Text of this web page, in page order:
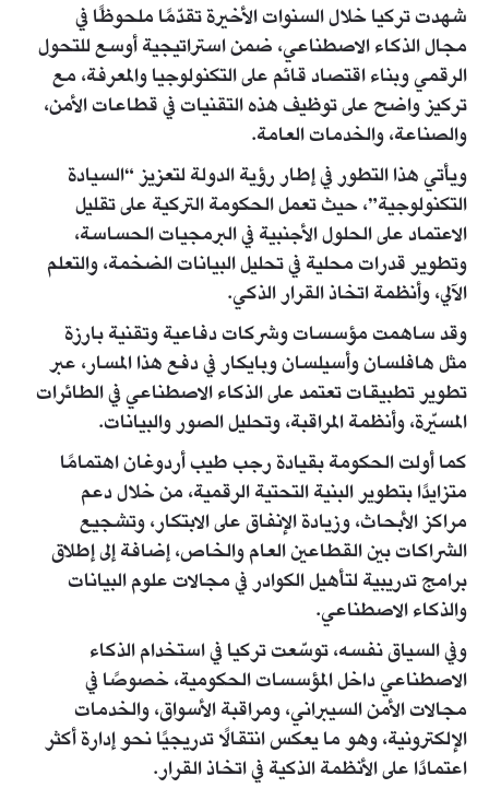
شهدت تركيا خلال السنوات الأخيرة تقدّمًا ملحوظًا في
مجال الذكاء الاصطناعي، ضمن استراتيجية أوسع للتحول
الرقمي وبناء اقتصاد قائم على التكنولوجيا والمعرفة، مع
تركيز واضح على توظيف هذه التقنيات في قطاعات الأمن،
والصناعة، والخدمات العامة.
ويأتي هذا التطور في إطار رؤية الدولة لتعزيز “السيادة
التكنولوجية”، حيث تعمل الحكومة التركية على تقليل
الاعتماد على الحلول الأجنبية في البرمجيات الحساسة،
وتطوير قدرات محلية في تحليل البيانات الضخمة، والتعلم
الآلي، وأنظمة اتخاذ القرار الذكي.
وقد ساهمت مؤسسات وشركات دفاعية وتقنية بارزة
مثل هافلسان وأسيلسان وبايكار في دفع هذا المسار، عبر
تطوير تطبيقات تعتمد على الذكاء الاصطناعي في الطائرات
المسيّرة، وأنظمة المراقبة، وتحليل الصور والبيانات.
كما أولت الحكومة بقيادة رجب طيب أردوغان اهتمامًا
متزايدًا بتطوير البنية التحتية الرقمية، من خلال دعم
مراكز الأبحاث، وزيادة الإنفاق على الابتكار، وتشجيع
الشراكات بين القطاعين العام والخاص، إضافة إلى إطلاق
برامج تدريبية لتأهيل الكوادر في مجالات علوم البيانات
والذكاء الاصطناعي.
وفي السياق نفسه، توسّعت تركيا في استخدام الذكاء
الاصطناعي داخل المؤسسات الحكومية، خصوصًا في
مجالات الأمن السيبراني، ومراقبة الأسواق، والخدمات
الإلكترونية، وهو ما يعكس انتقالًا تدريجيًا نحو إدارة أكثر
اعتمادًا على الأنظمة الذكية في اتخاذ القرار.